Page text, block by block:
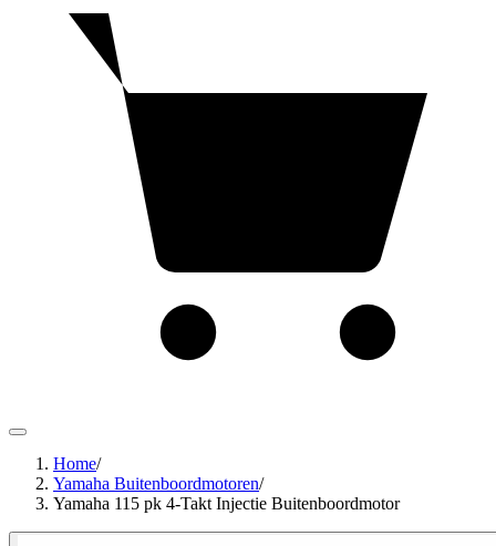
Home/
Yamaha Buitenboordmotoren/
Yamaha 115 pk 4-Takt Injectie Buitenboordmotor